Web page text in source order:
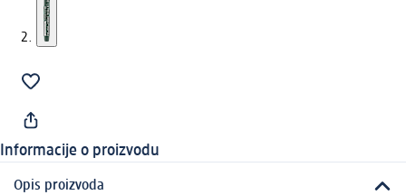
Informacije o proizvodu
Opis proizvoda